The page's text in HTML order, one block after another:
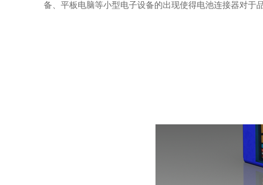
备、平板电脑等小型电子设备的出现使得电池连接器对于